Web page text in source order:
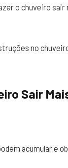
o chuveiro
no
Sair
acumular e